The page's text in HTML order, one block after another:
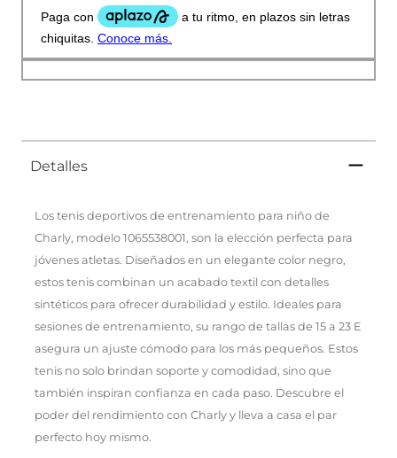
Detalles
Los tenis deportivos de entrenamiento para niño de
Charly, modelo 1065538001, son la elección perfecta para
jóvenes atletas. Diseñados en un elegante color negro,
estos tenis combinan un acabado textil con detalles
sintéticos para ofrecer durabilidad y estilo. Ideales para
sesiones de entrenamiento, su rango de tallas de 15 a 23 E
asegura un ajuste cómodo para los más pequeños. Estos
tenis no solo brindan soporte y comodidad, sino que
también inspiran confianza en cada paso. Descubre el
poder del rendimiento con Charly y lleva a casa el par
perfecto hoy mismo.